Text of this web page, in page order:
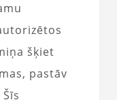
šķiet
pastāv